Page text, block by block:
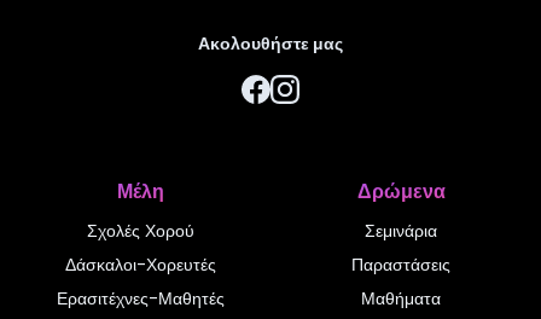
Ακολουθήστε μας
Μέλη
Σχολές Χορού
Δάσκαλοι-Χορευτές
Ερασιτέχνες-Μαθητές
Δρώμενα
Σεμινάρια
Παραστάσεις
Μαθήματα